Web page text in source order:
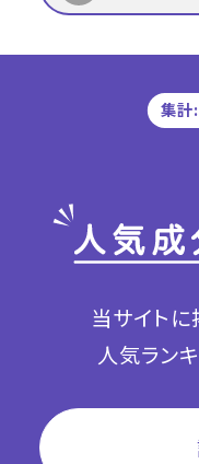
集計
当サイト
人気ラン